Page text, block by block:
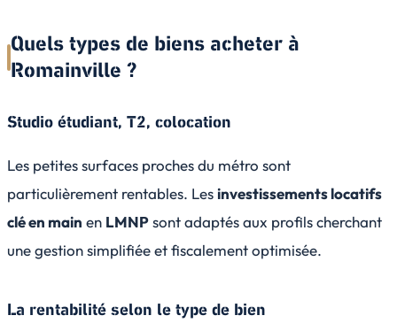
Quels types de biens acheter à
Romainville ?
Studio étudiant, T2, colocation
Les petites surfaces proches du métro sont
particulièrement rentables. Lesinvestissements locatifs
clé en main en LMNPsont adaptés aux profils cherchant
une gestion simplifiée et fiscalement optimisée.
La rentabilité selon le type de bien